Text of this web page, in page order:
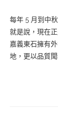
每年 5 月到中
就是說，現在
嘉義東石擁有
地，更以品質聞